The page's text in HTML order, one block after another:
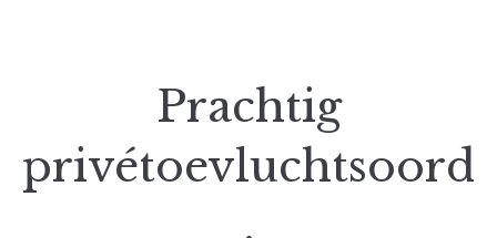
Prachtig
privétoevluchtsoord
.